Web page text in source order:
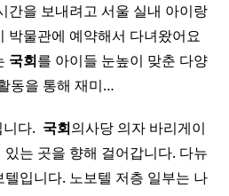
간을 보내려고 서울 실내 아이랑
박물관에 예약해서 다녀왔어요
국회를 아이들 눈높이 맞춘 다양
동을 통해 재미…
다. 국회의사당 의자 바리게이
있는 곳을 향해 걸어갑니다. 다뉴
입니다. 노보텔 저층 일부는 나